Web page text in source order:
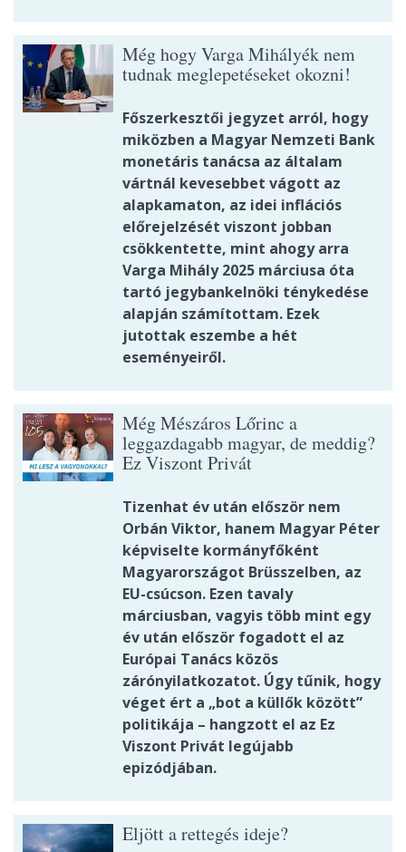
Még hogy Varga Mihályék nem
tudnak meglepetéseket okozni!
Főszerkesztői jegyzet arról, hogy
miközben a Magyar Nemzeti Bank
monetáris tanácsa az általam
vártnál kevesebbet vágott az
alapkamaton, az idei inflációs
előrejelzését viszont jobban
csökkentette, mint ahogy arra
Varga Mihály 2025 márciusa óta
tartó jegybankelnöki ténykedése
alapján számítottam. Ezek
jutottak eszembe a hét
eseményeiről.
Még Mészáros Lőrinc a
leggazdagabb magyar, de meddig?
Ez Viszont Privát
Tizenhat év után először nem
Orbán Viktor, hanem Magyar Péter
képviselte kormányfőként
Magyarországot Brüsszelben, az
EU-csúcson. Ezen tavaly
márciusban, vagyis több mint egy
év után először fogadott el az
Európai Tanács közös
zárónyilatkozatot. Úgy tűnik, hogy
véget ért a „bot a küllők között”
politikája – hangzott el az Ez
Viszont Privát legújabb
epizódjában.
Eljött a rettegés ideje?